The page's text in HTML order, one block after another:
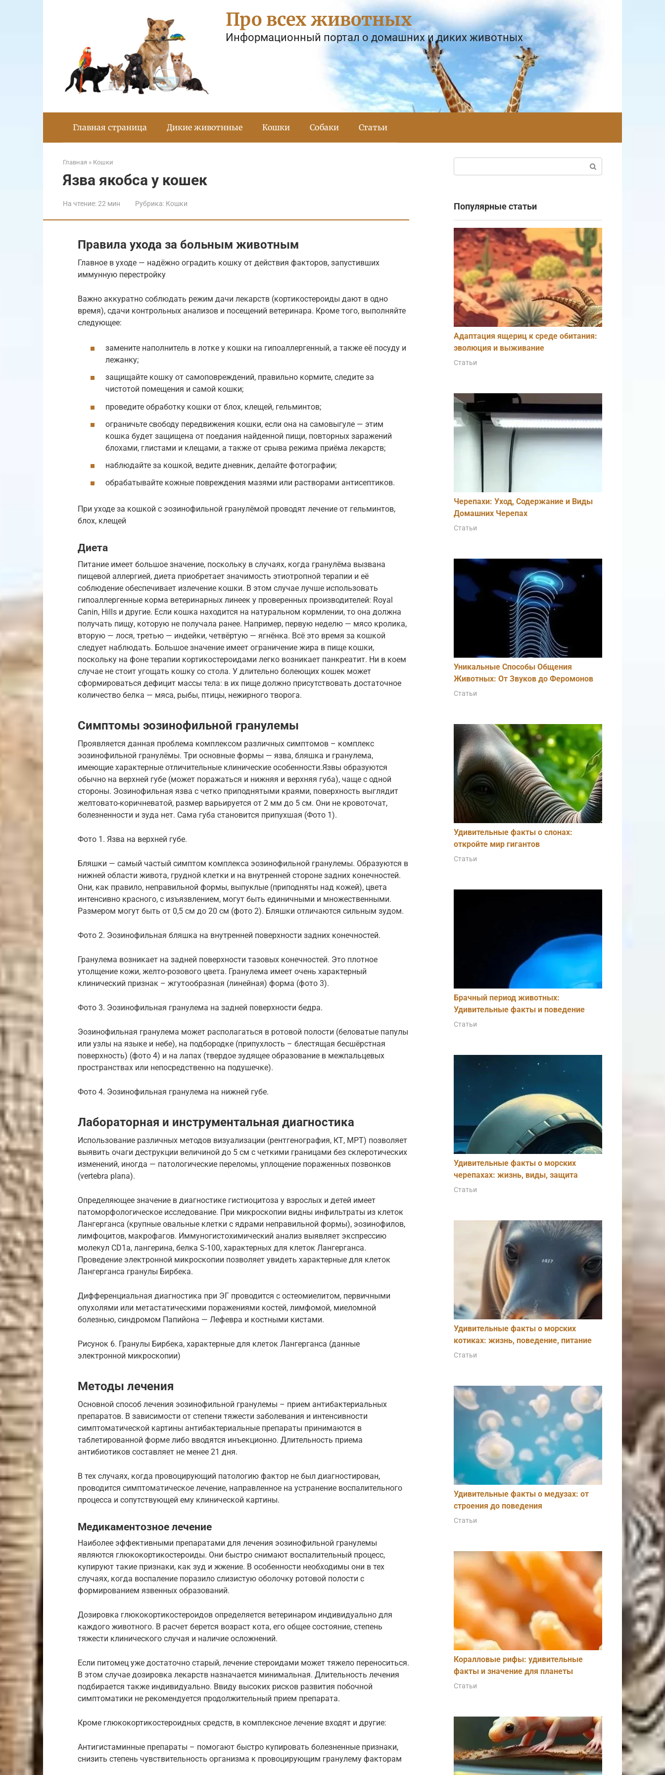
Про всех животных
Информационный портал о домашних и диких животных
Главная страница Дикие животнные Кошки Собаки Статьи
Главная » Кошки
Язва якобса у кошек
На чтение:22 мин Рубрика: Кошки
Правила ухода за больным животным
Главное в уходе — надёжно оградить кошку от действия факторов, запустивших
иммунную перестройку
Важно аккуратно соблюдать режим дачи лекарств (кортикостероиды дают в одно
время), сдачи контрольных анализов и посещений ветеринара. Кроме того, выполняйте
следующее:
замените наполнитель в лотке у кошки на гипоаллергенный, а также её посуду и
лежанку;
защищайте кошку от самоповреждений, правильно кормите, следите за
чистотой помещения и самой кошки;
проведите обработку кошки от блох, клещей, гельминтов;
ограничьте свободу передвижения кошки, если она на самовыгуле — этим
кошка будет защищена от поедания найденной пищи, повторных заражений
блохами, глистами и клещами, а также от срыва режима приёма лекарств;
наблюдайте за кошкой, ведите дневник, делайте фотографии;
обрабатывайте кожные повреждения мазями или растворами антисептиков.
При уходе за кошкой с эозинофильной гранулёмой проводят лечение от гельминтов,
блох, клещей
Диета
Питание имеет большое значение, поскольку в случаях, когда гранулёма вызвана
пищевой аллергией, диета приобретает значимость этиотропной терапии и её
соблюдение обеспечивает излечение кошки. В этом случае лучше использовать
гипоаллергенные корма ветеринарных линеек у проверенных производителей: Royal
Canin, Hills и другие. Если кошка находится на натуральном кормлении, то она должна
получать пищу, которую не получала ранее. Например, первую неделю — мясо кролика,
вторую — лося, третью — индейки, четвёртую — ягнёнка. Всё это время за кошкой
следует наблюдать. Большое значение имеет ограничение жира в пище кошки,
поскольку на фоне терапии кортикостероидами легко возникает панкреатит. Ни в коем
случае не стоит угощать кошку со стола. У длительно болеющих кошек может
сформироваться дефицит массы тела: в их пище должно присутствовать достаточное
количество белка — мяса, рыбы, птицы, нежирного творога.
Симптомы эозинофильной гранулемы
Проявляется данная проблема комплексом различных симптомов – комплекс
эозинофильной гранулёмы. Три основные формы — язва, бляшка и гранулема,
имеющие характерные отличительные клинические особенности.Язвы образуются
обычно на верхней губе (может поражаться и нижняя и верхняя губа), чаще с одной
стороны. Эозинофильная язва с четко приподнятыми краями, поверхность выглядит
желтовато-коричневатой, размер варьируется от 2 мм до 5 см. Они не кровоточат,
болезненности и зуда нет. Сама губа становится припухшая (Фото 1).
Фото 1. Язва на верхней губе.
Бляшки — самый частый симптом комплекса эозинофильной гранулемы. Образуются в
нижней области живота, грудной клетки и на внутренней стороне задних конечностей.
Они, как правило, неправильной формы, выпуклые (приподняты над кожей), цвета
интенсивно красного, с изъязвлением, могут быть единичными и множественными.
Размером могут быть от 0,5 см до 20 см (фото 2). Бляшки отличаются сильным зудом.
Фото 2. Эозинофильная бляшка на внутренней поверхности задних конечностей.
Гранулема возникает на задней поверхности тазовых конечностей. Это плотное
утолщение кожи, желто-розового цвета. Гранулема имеет очень характерный
клинический признак – жгутообразная (линейная) форма (фото 3).
Фото 3. Эозинофильная гранулема на задней поверхности бедра.
Эозинофильная гранулема может располагаться в ротовой полости (беловатые папулы
или узлы на языке и небе), на подбородке (припухлость – блестящая бесшёрстная
поверхность) (фото 4) и на лапах (твердое зудящее образование в межпальцевых
пространствах или непосредственно на подушечке).
Фото 4. Эозинофильная гранулема на нижней губе.
Лабораторная и инструментальная диагностика
Использование различных методов визуализации (рентгенография, КТ, МРТ) позволяет
выявить очаги деструкции величиной до 5 см с четкими границами без склеротических
изменений, иногда — патологические переломы, уплощение пораженных позвонков
(vertebra plana).
Определяющее значение в диагностике гистиоцитоза у взрослых и детей имеет
патоморфологическое исследование. При микроскопии видны инфильтраты из клеток
Лангерганса (крупные овальные клетки с ядрами неправильной формы), эозинофилов,
лимфоцитов, макрофагов. Иммуногистохимический анализ выявляет экспрессию
молекул CD1a, лангерина, белка S-100, характерных для клеток Лангерганса.
Проведение электронной микроскопии позволяет увидеть характерные для клеток
Лангерганса гранулы Бирбека.
Дифференциальная диагностика при ЭГ проводится с остеомиелитом, первичными
опухолями или метастатическими поражениями костей, лимфомой, миеломной
болезнью, синдромом Папийона — Лефевра и костными кистами.
Рисунок 6. Гранулы Бирбека, характерные для клеток Лангерганса (данные
электронной микроскопии)
Методы лечения
Основной способ лечения эозинофильной гранулемы – прием антибактериальных
препаратов. В зависимости от степени тяжести заболевания и интенсивности
симптоматической картины антибактериальные препараты принимаются в
таблетированной форме либо вводятся инъекционно. Длительность приема
антибиотиков составляет не менее 21 дня.
В тех случаях, когда провоцирующий патологию фактор не был диагностирован,
проводится симптоматическое лечение, направленное на устранение воспалительного
процесса и сопутствующей ему клинической картины.
Медикаментозное лечение
Наиболее эффективными препаратами для лечения эозинофильной гранулемы
являются глюкокортикостероиды. Они быстро снимают воспалительный процесс,
купируют такие признаки, как зуд и жжение. В особенности необходимы они в тех
случаях, когда воспаление поразило слизистую оболочку ротовой полости с
формированием язвенных образований.
Дозировка глюкокортикостероидов определяется ветеринаром индивидуально для
каждого животного. В расчет берется возраст кота, его общее состояние, степень
тяжести клинического случая и наличие осложнений.
Если питомец уже достаточно старый, лечение стероидами может тяжело переноситься.
В этом случае дозировка лекарств назначается минимальная. Длительность лечения
подбирается также индивидуально. Ввиду высоких рисков развития побочной
симптоматики не рекомендуется продолжительный прием препарата.
Кроме глюкокортикостероидных средств, в комплексное лечение входят и другие:
Антигистаминные препараты – помогают быстро купировать болезненные признаки,
снизить степень чувствительность организма к провоцирующим гранулему факторам
Популярные статьи
Адаптация ящериц к среде обитания:
эволюция и выживание
Статьи
Черепахи: Уход, Содержание и Виды
Домашних Черепах
Статьи
Уникальные Способы Общения
Животных: От Звуков до Феромонов
Статьи
Удивительные факты о слонах:
откройте мир гигантов
Статьи
Брачный период животных:
Удивительные факты и поведение
Статьи
Удивительные факты о морских
черепахах: жизнь, виды, защита
Статьи
Удивительные факты о морских
котиках: жизнь, поведение, питание
Статьи
Удивительные факты о медузах: от
строения до поведения
Статьи
Коралловые рифы: удивительные
факты и значение для планеты
Статьи